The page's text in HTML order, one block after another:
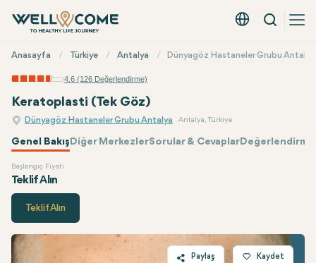
Türkçe - EUR
Arama
Menü
Anasayfa Türkiye Antalya Dünyagöz Hastaneler Grubu Antalya
4.6 (126 Değerlendirme)
Keratoplasti (Tek Göz)
Dünyagöz Hastaneler Grubu Antalya Antalya, Türkiye
Genel BakışDiğer MerkezlerSorular & Cevaplar
Başlangıç Fiyatı
Teklif Alın
DünyagözFiyatı
Teklif Alın
Paylaş Kaydet